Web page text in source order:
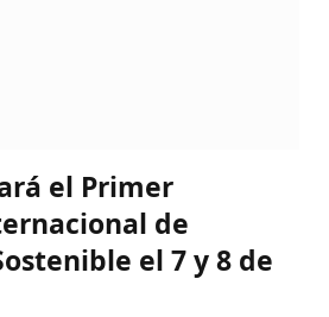
el Primer
de
el 7 y 8 de